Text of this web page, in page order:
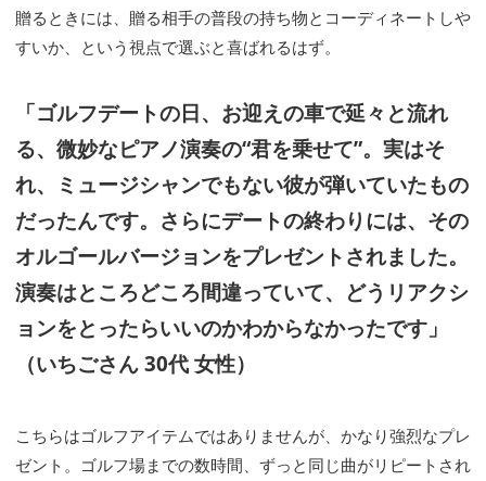
贈るときには、贈る相手の普段の持ち物とコーディネートしや
すいか、という視点で選ぶと喜ばれるはず。
「ゴルフデートの日、お迎えの車で延々と流れ
る、微妙なピアノ演奏の“君を乗せて”。実はそ
れ、ミュージシャンでもない彼が弾いていたもの
だったんです。さらにデートの終わりには、その
オルゴールバージョンをプレゼントされました。
演奏はところどころ間違っていて、どうリアクシ
ョンをとったらいいのかわからなかったです」
（いちごさん 30代 女性）
こちらはゴルフアイテムではありませんが、かなり強烈なプレ
ゼント。ゴルフ場までの数時間、ずっと同じ曲がリピートされ